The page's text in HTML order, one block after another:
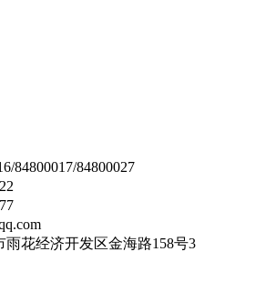
84800017/84800027
花经济开发区金海路158号3